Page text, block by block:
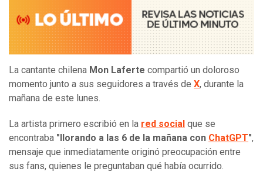
La cantante chilena Mon Laferte compartió un doloroso
momento junto a sus seguidores a través de X, durante la
mañana de este lunes.
La artista primero escribió en la red social que se
encontraba "llorando a las 6 de la mañana con ChatGPT",
mensaje que inmediatamente originó preocupación entre
sus fans, quienes le preguntaban qué había ocurrido.